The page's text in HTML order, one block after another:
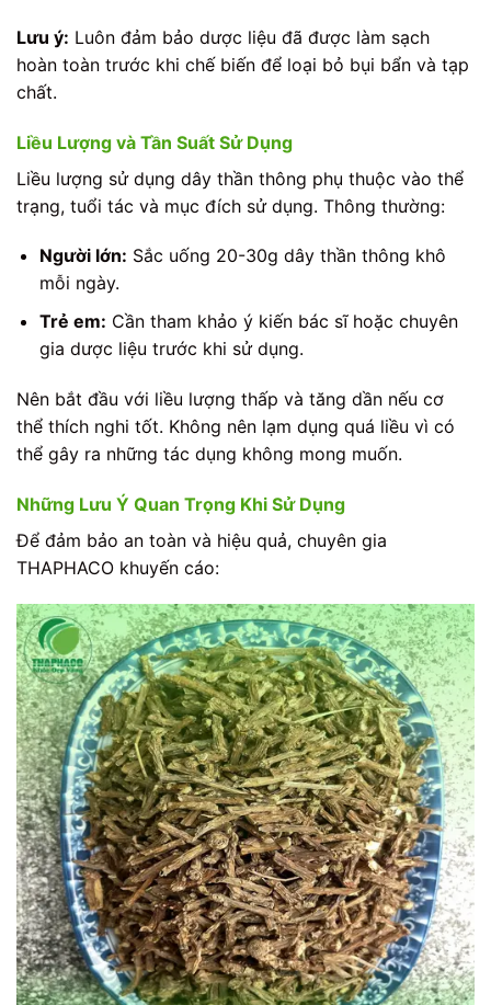
Lưu ý: Luôn đảm bảo dược liệu đã được làm sạch
hoàn toàn trước khi chế biến để loại bỏ bụi bẩn và tạp
chất.
Liều Lượng và Tần Suất Sử Dụng
Liều lượng sử dụng dây thần thông phụ thuộc vào thể
trạng, tuổi tác và mục đích sử dụng. Thông thường:
Người lớn: Sắc uống 20-30g dây thần thông khô
mỗi ngày.
Trẻ em: Cần tham khảo ý kiến bác sĩ hoặc chuyên
gia dược liệu trước khi sử dụng.
Nên bắt đầu với liều lượng thấp và tăng dần nếu cơ
thể thích nghi tốt. Không nên lạm dụng quá liều vì có
thể gây ra những tác dụng không mong muốn.
Những Lưu Ý Quan Trọng Khi Sử Dụng
Để đảm bảo an toàn và hiệu quả, chuyên gia
THAPHACO khuyến cáo: